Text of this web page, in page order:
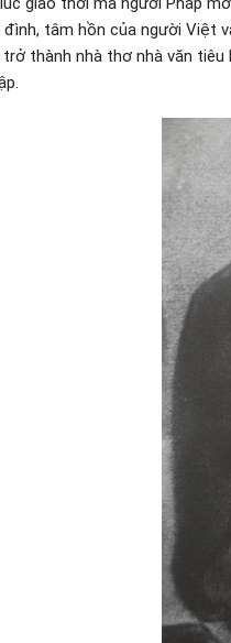
tâm hồn của người Việt
thành nhà thơ nhà văn